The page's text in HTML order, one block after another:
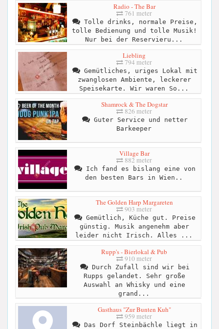
Radio - The Bar
761 meter
Tolle drinks, normale Preise,
tolle Bedienung und tolle Musik!
Nur bei der Reservieru...
Liebling
794 meter
Gemütliches, uriges Lokal mit
zwanglosen Ambiente, leckerer
Speisekarte. Wir waren So...
Shamrock & The Dogstar
826 meter
Guter Service und netter
Barkeeper
Village Bar
882 meter
Ich fand es bislang eine von
den besten Bars in Wien..
The Golden Harp Margareten
903 meter
Gemütlich, Küche gut. Preise
günstig. Musik angenehm aber
leider nicht Irisch. Alles ...
Rupp's - Bierlokal & Pub
910 meter
Durch Zufall sind wir bei
Rupps gelandet. Sehr große
Auswahl an Whisky und eine
grand...
Gasthaus "Zur Bunten Kuh"
959 meter
Das Dorf Steinbächle liegt in